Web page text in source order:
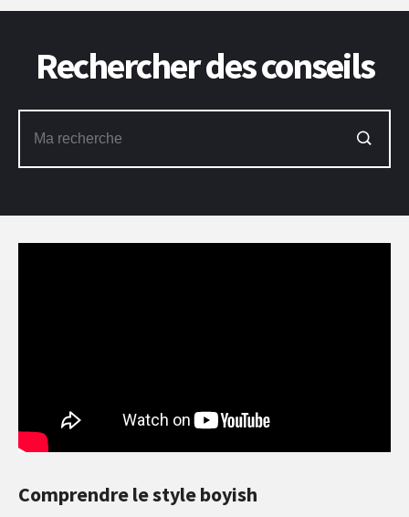
Comprendre le style boyish
Rechercher des conseils